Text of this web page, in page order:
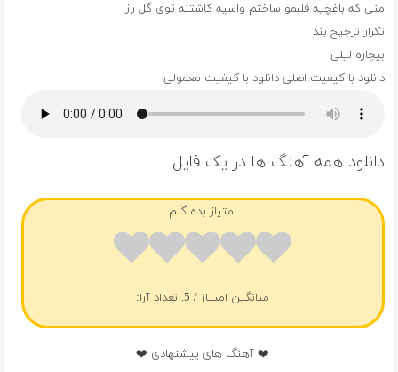
منی که باغچیه قلبمو ساختم واسیه کاشتنه توی گل رز
تکرار ترجیح بند
بیچاره لیلی
دانلود با کیفیت اصلی دانلود با کیفیت معمولی
دانلود همه آهنگ ها در یک فایل
امتیاز بده گلم
میانگین امتیاز / 5. تعداد آرا:
❤️ آهنگ های پیشنهادی ❤️